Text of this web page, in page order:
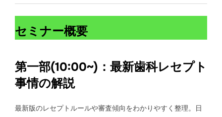
セミナー概要
第一部(10:00~)：最新歯科レセプト
事情の解説
最新版のレセプトルールや審査傾向をわかりやすく整理。日